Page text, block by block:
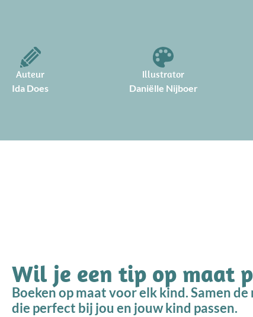
Auteur
Ida Does
Illustrator
Daniëlle Nijboer
Wil je een tip op maat
Boeken op maat voor elk kind. Samen
die perfect bij jou en jouw kind passen.